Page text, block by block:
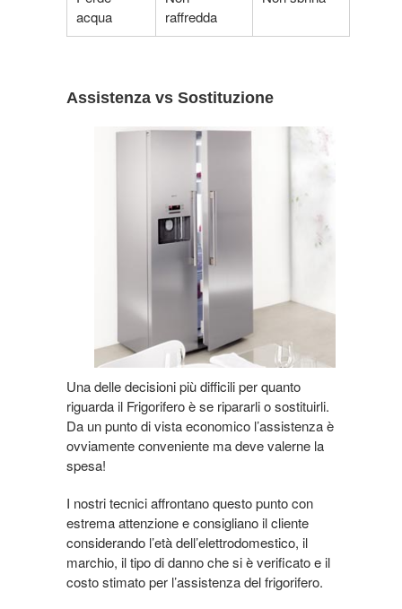
acqua
raffredda
Assistenza vs Sostituzione
Una delle decisioni più difficili per quanto
riguarda il Frigorifero è se ripararli o sostituirli.
Da un punto di vista economico l’assistenza è
ovviamente conveniente ma deve valerne la
spesa!
I nostri tecnici affrontano questo punto con
estrema attenzione e consigliano il cliente
considerando l’età dell’elettrodomestico, il
marchio, il tipo di danno che si è verificato e il
costo stimato per l’assistenza del frigorifero.